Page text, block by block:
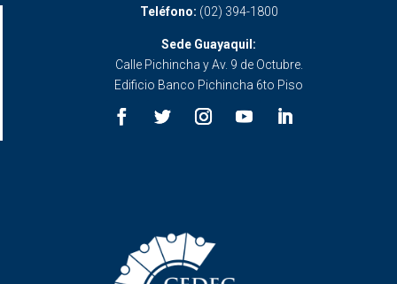
Teléfono: (02) 394-1800
Sede Guayaquil:
Calle Pichincha y Av. 9 de Octubre.
Edificio Banco Pichincha 6to Piso